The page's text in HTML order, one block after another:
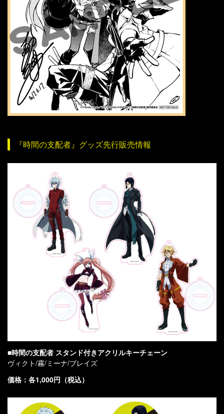
『時間の支配者』グッズ先行販売情報
■時間の支配者 スタンド付きアクリルキーチェーン
ヴィクト/霧/ミーナ/ブレイズ
価格：各1,000円（税込）